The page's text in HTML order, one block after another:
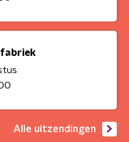
Alle uitzendingen